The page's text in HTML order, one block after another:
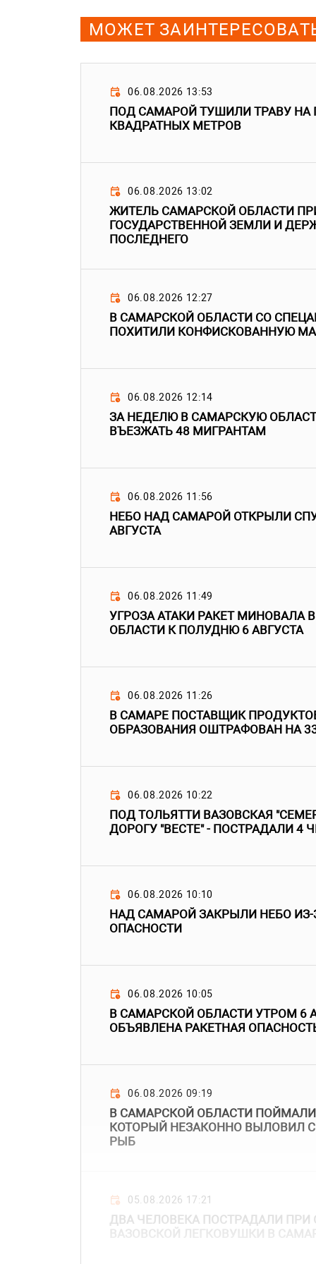
МОЖЕТ
06.08.2026 13:53
ПОД САМАРОЙ ТУШИЛИ ТРАВУ НА
КВАДРАТНЫХ МЕТРОВ
06.08.2026 13:02
ЖИТЕЛЬ САМАРСКОЙ ОБЛАСТИ
ГОСУДАРСТВЕННОЙ ЗЕМЛИ И
ПОСЛЕДНЕГО
06.08.2026 12:27
В САМАРСКОЙ ОБЛАСТИ СО
ПОХИТИЛИ КОНФИСКОВАННУЮ
06.08.2026 12:14
ЗА НЕДЕЛЮ В САМАРСКУЮ
ВЪЕЗЖАТЬ 48 МИГРАНТАМ
06.08.2026 11:56
НЕБО НАД САМАРОЙ ОТКРЫЛИ
АВГУСТА
06.08.2026 11:49
УГРОЗА АТАКИ РАКЕТ МИНОВАЛА
ОБЛАСТИ К ПОЛУДНЮ 6 АВГУСТА
06.08.2026 11:26
В САМАРЕ ПОСТАВЩИК
ОБРАЗОВАНИЯ ОШТРАФОВАН НА
06.08.2026 10:22
ПОД ТОЛЬЯТТИ ВАЗОВСКАЯ
ДОРОГУ "ВЕСТЕ" - ПОСТРАДАЛИ 4
06.08.2026 10:10
НАД САМАРОЙ ЗАКРЫЛИ НЕБО ИЗ-
ОПАСНОСТИ
06.08.2026 10:05
В САМАРСКОЙ ОБЛАСТИ УТРОМ 6
ОБЪЯВЛЕНА РАКЕТНАЯ
06.08.2026 09:19
В САМАРСКОЙ ОБЛАСТИ ПОЙМАЛИ
КОТОРЫЙ НЕЗАКОННО ВЫЛОВИЛ
РЫБ
05.08.2026 17:21
ДВА ЧЕЛОВЕКА ПОСТРАДАЛИ